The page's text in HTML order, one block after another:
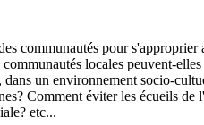
communautés pour
locales peuvent-
un environnement socio-
Comment éviter les écueils
etc...